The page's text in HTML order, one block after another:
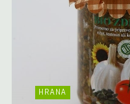
HRANA